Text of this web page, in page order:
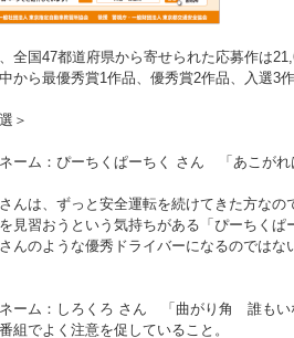
全国47都道府県から寄せられた応募作は
から最優秀賞1作品、優秀賞2作品、入選3
＞
ーム：ぴーちくぱーちく さん 「あこが
んは、ずっと安全運転を続けてきた方なの
見習おうという気持ちがある「ぴーちくぱ
んのような優秀ドライバーになるのではな
ーム：しろくろ さん
「曲がり角 誰も
組でよく注意を促していること。